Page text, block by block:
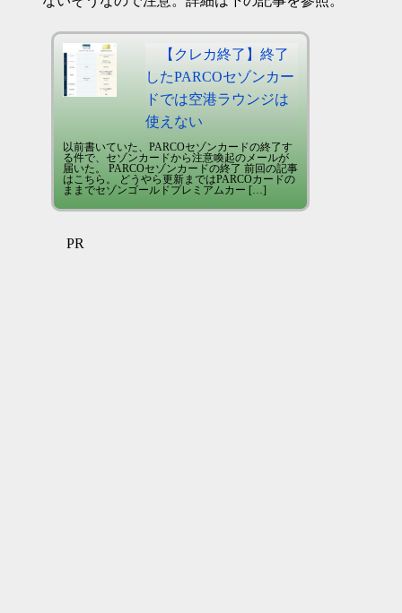
【クレカ終了】終了
したPARCOセゾンカー
ドでは空港ラウンジは
使えない
以前書いていた、PARCOセゾンカードの終了す
る件で、セゾンカードから注意喚起のメールが
届いた。 PARCOセゾンカードの終了 前回の記事
はこちら。 どうやら更新まではPARCOカードの
ままでセゾンゴールドプレミアムカー […]
PR